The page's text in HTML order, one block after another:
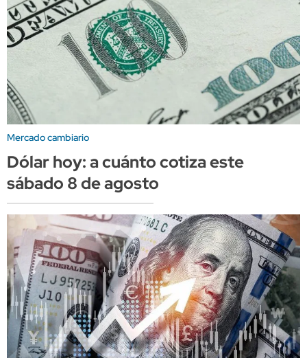
Mercado cambiario
Dólar hoy: a cuánto cotiza este
sábado 8 de agosto